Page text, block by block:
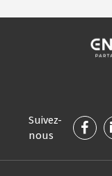
Suivez-
nous